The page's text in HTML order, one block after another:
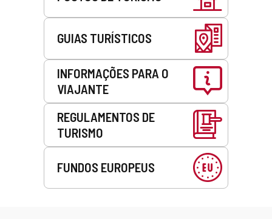
GUIAS TURÍSTICOS
INFORMAÇÕES PARA O
VIAJANTE
REGULAMENTOS DE
TURISMO
FUNDOS EUROPEUS